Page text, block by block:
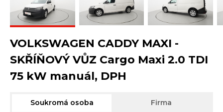
VOLKSWAGEN CADDY MAXI -
SKŘÍŇOVÝ VŮZ Cargo Maxi 2.0 TDI
75 kW manuál, DPH
Soukromá osoba Firma